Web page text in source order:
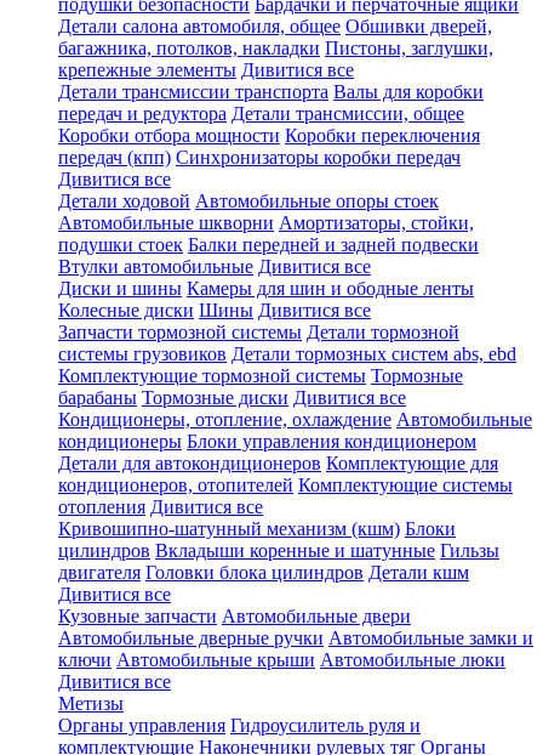
подушки безопасности Бардачки и перчаточные ящики
Детали салона автомобиля, общее Обшивки дверей,
багажника, потолков, накладки Пистоны, заглушки,
крепежные элементы Дивитися все
Детали трансмиссии транспорта Валы для коробки
передач и редуктора Детали трансмиссии, общее
Коробки отбора мощности Коробки переключения
передач (кпп) Синхронизаторы коробки передач
Дивитися все
Детали ходовой Автомобильные опоры стоек
Автомобильные шкворни Амортизаторы, стойки,
подушки стоек Балки передней и задней подвески
Втулки автомобильные Дивитися все
Диски и шины Камеры для шин и ободные ленты
Колесные диски Шины Дивитися все
Запчасти тормозной системы Детали тормозной
системы грузовиков Детали тормозных систем abs, ebd
Комплектующие тормозной системы Тормозные
барабаны Тормозные диски Дивитися все
Кондиционеры, отопление, охлаждение Автомобильные
кондиционеры Блоки управления кондиционером
Детали для автокондиционеров Комплектующие для
кондиционеров, отопителей Комплектующие системы
отопления Дивитися все
Кривошипно-шатунный механизм (кшм) Блоки
цилиндров Вкладыши коренные и шатунные Гильзы
двигателя Головки блока цилиндров Детали кшм
Дивитися все
Кузовные запчасти Автомобильные двери
Автомобильные дверные ручки Автомобильные замки и
ключи Автомобильные крыши Автомобильные люки
Дивитися все
Метизы
Органы управления Гидроусилитель руля и
комплектующие Наконечники рулевых тяг Органы